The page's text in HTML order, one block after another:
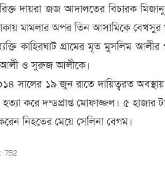
জন
খারাস
দায়রা জজ আদালতের বিচারক
থাকায় মামলার অপর তিন আসামিকে বেখসুর
কাহিরঘাট গ্রামের মৃত মুসলিম
ও সুরুজ আলীকে।
সালের ১৯ জুন রাতে দায়িত্বরত
করে দন্ডপ্রাপ্ত মোফাজ্জল। ৫
নিহতের মেয়ে সেলিনা বেগম।
752